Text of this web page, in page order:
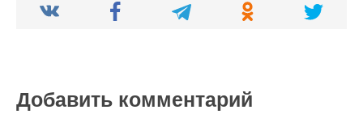
Добавить комментарий